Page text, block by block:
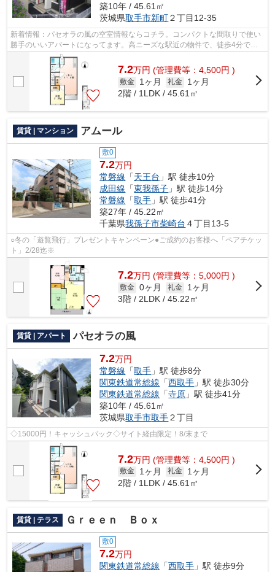
築10年 / 45.61㎡
茨城県取手市新町２丁目12-35
新着情報：パセオラの風の空室情報ならコチラ。コンパクトな間取りで使い
勝手のいいアパートになってます。高ニーズな駅近の物件で、徒歩4分で駅
に行くことができます。始発駅に近く、...
7.2万円 (管理費等：4,500円 )
敷金 1ヶ月 礼金
1ヶ月
2階 / 1LDK / 45.61㎡
賃貸 | マンション アムール
敷0
7.2万円
常磐線 「天王台 」駅 徒歩10分
成田線 「東我孫子 」駅 徒歩14分
常磐線 「取手 」駅 徒歩41分
築27年 / 45.22㎡
千葉県我孫子市柴崎台 ４丁目13-5
○冬の「遊覧飛行」プレゼントキャンペーン●ご成約のお客様へ「ペアチケッ
ト」2/28迄※
7.2万円 (管理費等：5,000円 )
敷金 0ヶ月 礼金
1ヶ月
3階 / 2LDK / 45.22㎡
賃貸 | アパート パセオラの風
7.2万円
常磐線 「取手 」駅 徒歩8分
関東鉄道常総線 「西取手 」駅 徒歩30分
関東鉄道常総線 「寺原 」駅 徒歩41分
築10年 / 45.61㎡
茨城県取手市取手２丁目
◇15000円！キャッシュバック◇サイト経由限定！8/末まで
7.2万円 (管理費等：4,500円 )
敷金 1ヶ月 礼金
1ヶ月
2階 / 1LDK / 45.61㎡
賃貸 | テラス Ｇｒｅｅｎ Ｂｏｘ
敷0
7.2万円
関東鉄道常総線 「西取手 」駅 徒歩9分